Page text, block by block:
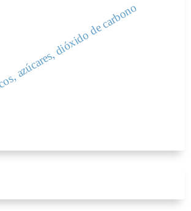
refrescos, azúcares, dióxido de carbono